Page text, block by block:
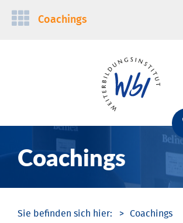
Navigation
Coachings
Coachings
Coachings